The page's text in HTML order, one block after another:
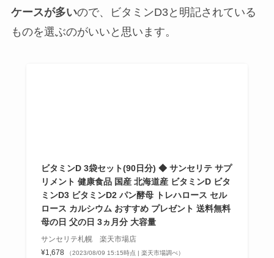
ケースが多いので、ビタミンD3と明記されている
ものを選ぶのがいいと思います。
ビタミンD 3袋セット(90日分) ◆ サンセリテ サプ
リメント 健康食品 国産 北海道産 ビタミンD ビタ
ミンD3 ビタミンD2 パン酵母 トレハロース セル
ロース カルシウム おすすめ プレゼント 送料無料
母の日 父の日 3ヵ月分 大容量
サンセリテ札幌 楽天市場店
¥1,678
（2023/08/09 15:15時点 | 楽天市場調べ）